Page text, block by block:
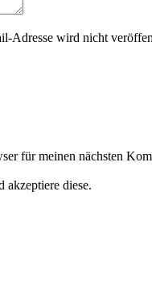
Adresse wird nicht
für meinen nächsten
akzeptiere diese.